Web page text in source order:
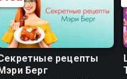
рецепты
Берг